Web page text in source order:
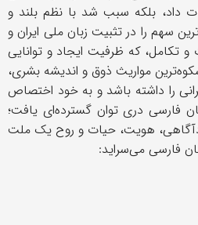
داد، بلکه سبب شد با نظم بلند و
سهم را در تثبیت زبان ملی ایران و
و تکامل، که ظرفیت ایجاد و توانایی
مواریث ذوق و اندیشه بشری،
را داشته باشد و به خود اختصاص
فارسی دری توان گسترده‌ای یافت؛
هویت، حیات و روح یک ملت
فارسی می‌سراید: